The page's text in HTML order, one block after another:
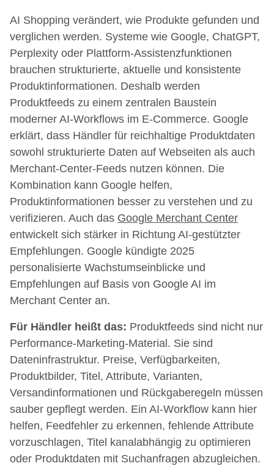
AI Shopping verändert, wie Produkte gefunden und
verglichen werden. Systeme wie Google, ChatGPT,
Perplexity oder Plattform-Assistenzfunktionen
brauchen strukturierte, aktuelle und konsistente
Produktinformationen. Deshalb werden
Produktfeeds zu einem zentralen Baustein
moderner AI-Workflows im E-Commerce. Google
erklärt, dass Händler für reichhaltige Produktdaten
sowohl strukturierte Daten auf Webseiten als auch
Merchant-Center-Feeds nutzen können. Die
Kombination kann Google helfen,
Produktinformationen besser zu verstehen und zu
verifizieren. Auch das Google Merchant Center
entwickelt sich stärker in Richtung AI-gestützter
Empfehlungen. Google kündigte 2025
personalisierte Wachstumseinblicke und
Empfehlungen auf Basis von Google AI im
Merchant Center an.
Für Händler heißt das: Produktfeeds sind nicht nur
Performance-Marketing-Material. Sie sind
Dateninfrastruktur. Preise, Verfügbarkeiten,
Produktbilder, Titel, Attribute, Varianten,
Versandinformationen und Rückgaberegeln müssen
sauber gepflegt werden. Ein AI-Workflow kann hier
helfen, Feedfehler zu erkennen, fehlende Attribute
vorzuschlagen, Titel kanalabhängig zu optimieren
oder Produktdaten mit Suchanfragen abzugleichen.